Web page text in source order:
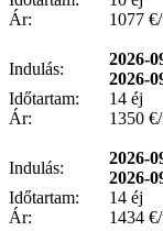
Ár:
1077
Indulás:
2026-
2026-
Időtartam:
14 éj
Ár:
1350
Indulás:
2026-
2026-
Időtartam:
14 éj
Ár:
1434